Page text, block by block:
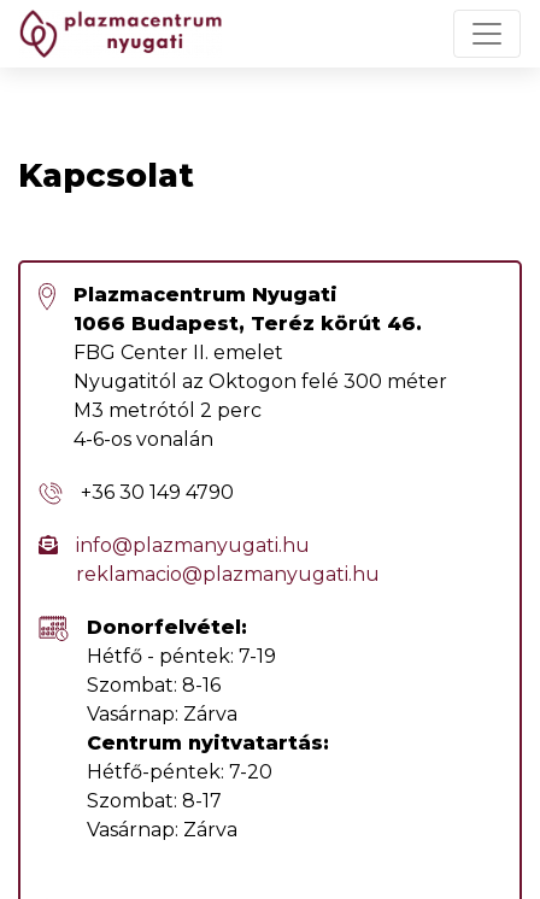
Kapcsolat
Plazmacentrum Nyugati
1066 Budapest, Teréz körút 46.
FBG Center II. emelet
Nyugatitól az Oktogon felé 300 méter
M3 metrótól 2 perc
4-6-os vonalán
+36 30 149 4790
info@plazmanyugati.hu
reklamacio@plazmanyugati.hu
Donorfelvétel:
Hétfő - péntek: 7-19
Szombat: 8-16
Vasárnap: Zárva
Centrum nyitvatartás:
Hétfő-péntek: 7-20
Szombat: 8-17
Vasárnap: Zárva